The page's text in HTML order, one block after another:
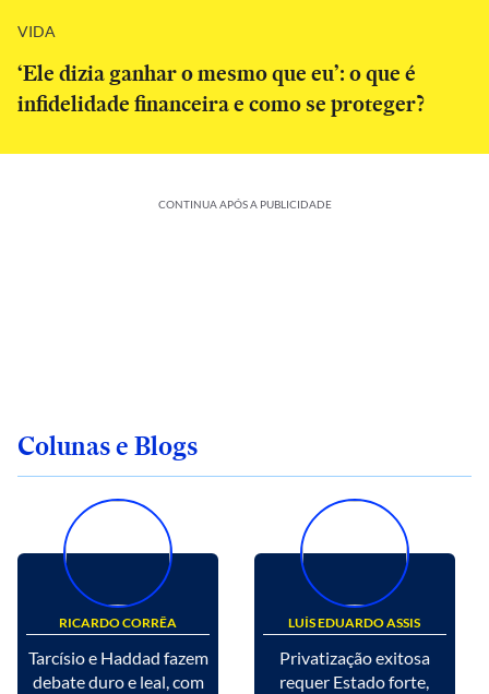
VIDA
‘Ele dizia ganhar o mesmo que eu’: o que é
infidelidade financeira e como se proteger?
CONTINUA APÓS A PUBLICIDADE
Colunas e Blogs
RICARDO CORRÊA
Tarcísio e Haddad fazem
debate duro e leal, com
LUÍS EDUARDO ASSIS
Privatização exitosa
requer Estado forte,